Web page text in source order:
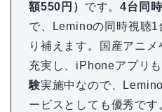
額550円） です。4台同
で、Leminoの同時視聴
り補えます。国産アニ
充実し、iPhoneアプリも
験実施中なので、
ービスとしても優秀です